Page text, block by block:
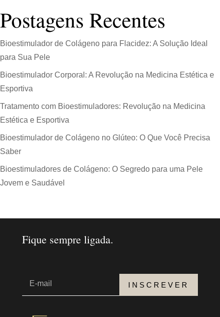
Postagens Recentes
Bioestimulador de Colágeno para Flacidez: A Solução Ideal
para Sua Pele
Bioestimulador Corporal: A Revolução na Medicina Estética e
Esportiva
Tratamento com Bioestimuladores: Revolução na Medicina
Estética e Esportiva
Bioestimulador de Colágeno no Glúteo: O Que Você Precisa
Saber
Bioestimuladores de Colágeno: O Segredo para uma Pele
Jovem e Saudável
Fique sempre ligada.
INSCREVER